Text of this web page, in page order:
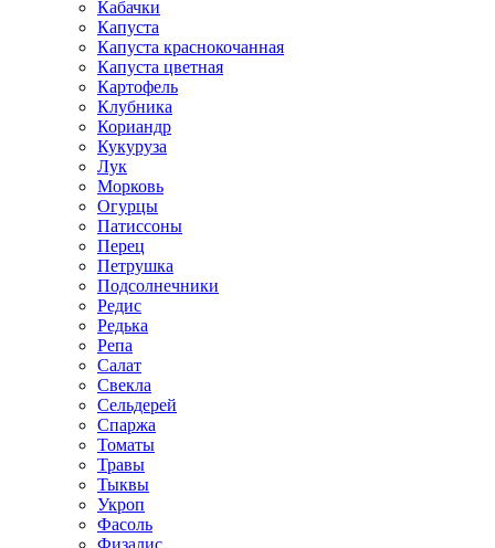
Кабачки
Капуста
Капуста краснокочанная
Капуста цветная
Картофель
Клубника
Кориандр
Кукуруза
Лук
Морковь
Огурцы
Патиссоны
Перец
Петрушка
Подсолнечники
Редис
Редька
Репа
Салат
Свекла
Сельдерей
Спаржа
Томаты
Травы
Тыквы
Укроп
Фасоль